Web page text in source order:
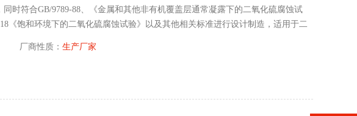
时符合GB/9789-88、《金属和其他非有机覆盖层通常凝露下的二氧化硫腐蚀试
《饱和环境下的二氧化硫腐蚀试验》以及其他相关标准进行设计制造，适用于二
厂商性质：生产厂家